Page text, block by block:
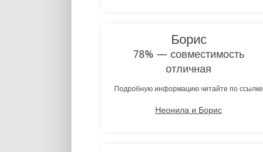
Борис
78% — совместимость
отличная
Подробную информацию читайте по ссылке
Неонила и Борис